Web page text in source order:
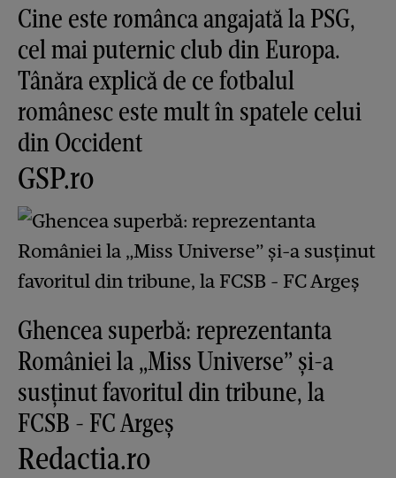
Cine este românca angajată la PSG,
cel mai puternic club din Europa.
Tânăra explică de ce fotbalul
românesc este mult în spatele celui
din Occident
GSP.ro
Ghencea superbă: reprezentanta
României la „Miss Universe” și-a
susținut favoritul din tribune, la
FCSB - FC Argeș
Redactia.ro